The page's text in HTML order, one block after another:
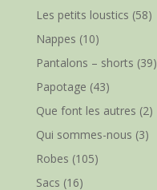
Les petits loustics (58)
Nappes (10)
Pantalons – shorts (39)
Papotage (43)
Que font les autres (2)
Qui sommes-nous (3)
Robes (105)
Sacs (16)